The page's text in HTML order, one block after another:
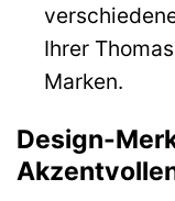
Ihrer
Marken.
Design-